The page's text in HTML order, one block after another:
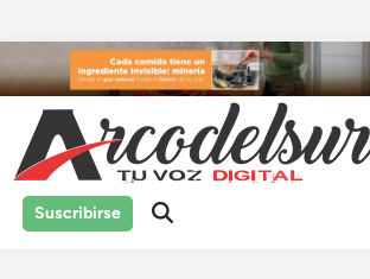
al
contenido
Suscribirse